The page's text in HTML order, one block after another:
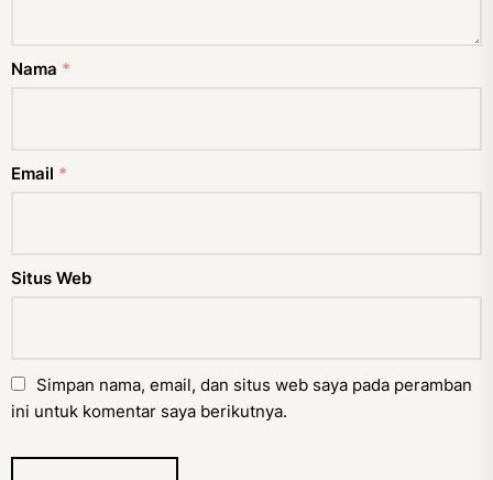
Nama *
Email *
Situs Web
Simpan nama, email, dan situs web saya pada peramban
ini untuk komentar saya berikutnya.